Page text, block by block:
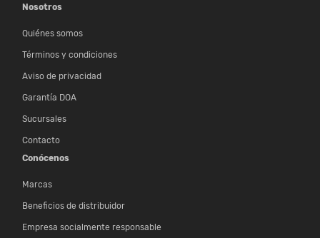
Nosotros
Quiénes somos
Términos y condiciones
Aviso de privacidad
Garantía DOA
Sucursales
Contacto
Conócenos
Marcas
Beneficios de distribuidor
Empresa socialmente responsable